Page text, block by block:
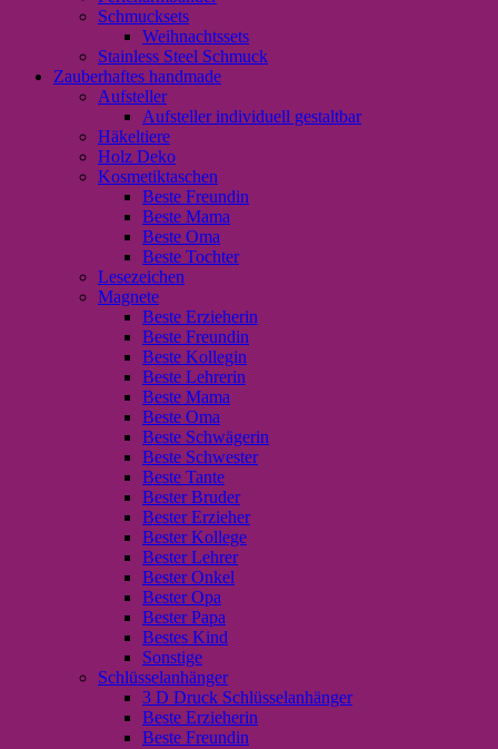
Schmucksets
Weihnachtssets
Stainless Steel Schmuck
Zauberhaftes handmade
Aufsteller
Aufsteller individuell gestaltbar
Häkeltiere
Holz Deko
Kosmetiktaschen
Beste Freundin
Beste Mama
Beste Oma
Beste Tochter
Lesezeichen
Magnete
Beste Erzieherin
Beste Freundin
Beste Kollegin
Beste Lehrerin
Beste Mama
Beste Oma
Beste Schwägerin
Beste Schwester
Beste Tante
Bester Bruder
Bester Erzieher
Bester Kollege
Bester Lehrer
Bester Onkel
Bester Opa
Bester Papa
Bestes Kind
Sonstige
Schlüsselanhänger
3 D Druck Schlüsselanhänger
Beste Erzieherin
Beste Freundin